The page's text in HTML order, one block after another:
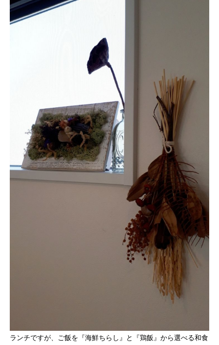
ランチですが、ご飯を『海鮮ちらし』と『鶏飯』から選べる和食